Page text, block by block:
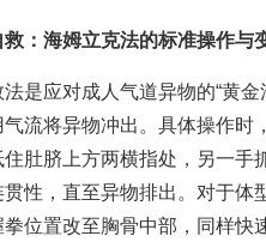
海姆立克法的标准操作与
应对成人气道异物的“黄金
流将异物冲出。具体操作时
肚脐上方两横指处，另一手
性，直至异物排出。对于体
位置改至胸骨中部，同样